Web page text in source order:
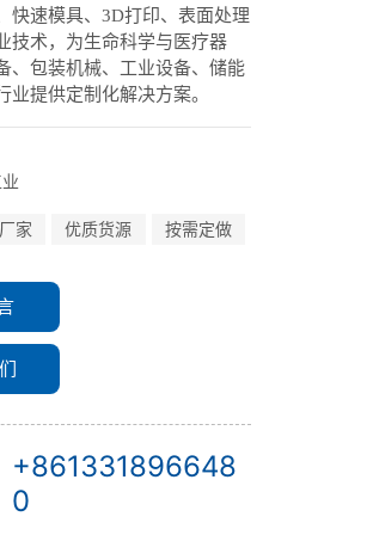
快速模具、3D打印、表面处理
技术，为生命科学与医疗器
、包装机械、工业设备、储能
业提供定制化解决方案。
家 优质货源 按需定做
+861331896648
0